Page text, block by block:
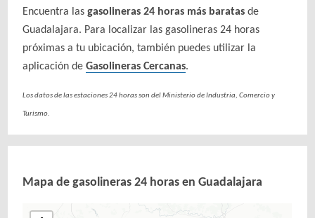
Encuentra lasgasolineras 24 horas más baratas de
Guadalajara. Para localizar las gasolineras 24 horas
próximas a tu ubicación, también puedes utilizar la
aplicación deGasolineras Cercanas.
Los datos de las estaciones 24 horas son del Ministerio de Industria, Comercio y
Turismo.
Mapa de gasolineras 24 horas en Guadalajara